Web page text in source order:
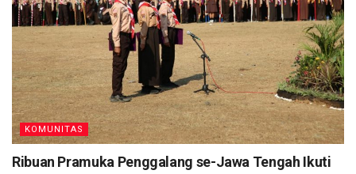
KOMUNITAS
Ribuan Pramuka Penggalang se-Jawa Tengah Ikuti